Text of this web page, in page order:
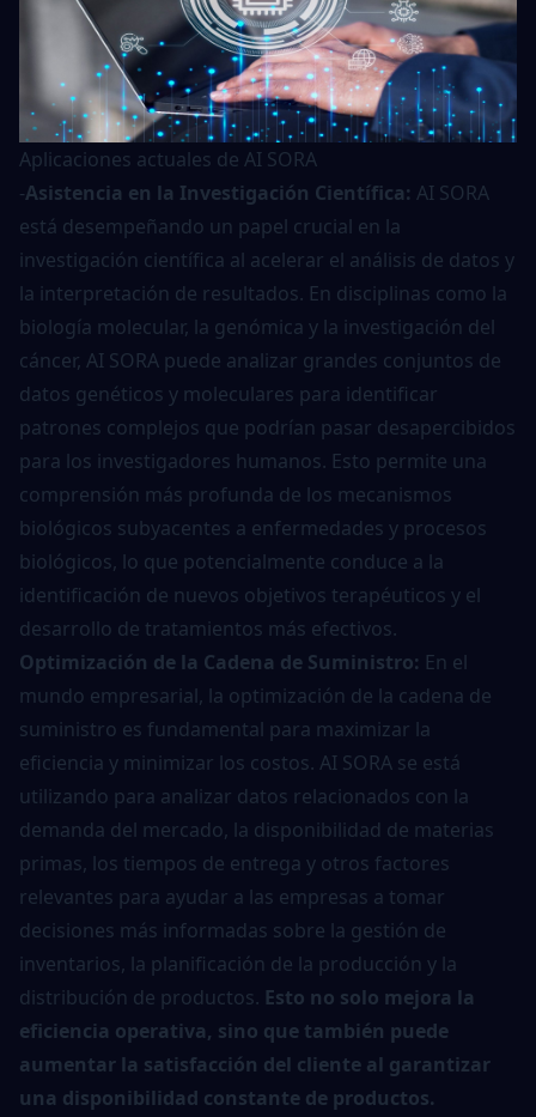
Aplicaciones actuales de AI SORA
-Asistencia en la Investigación Científica: AI SORA
está desempeñando un papel crucial en la
investigación científica al acelerar el análisis de datos y
la interpretación de resultados. En disciplinas como la
biología molecular, la genómica y la investigación del
cáncer, AI SORA puede analizar grandes conjuntos de
datos genéticos y moleculares para identificar
patrones complejos que podrían pasar desapercibidos
para los investigadores humanos. Esto permite una
comprensión más profunda de los mecanismos
biológicos subyacentes a enfermedades y procesos
biológicos, lo que potencialmente conduce a la
identificación de nuevos objetivos terapéuticos y el
desarrollo de tratamientos más efectivos.
Optimización de la Cadena de Suministro: En el
mundo empresarial, la optimización de la cadena de
suministro es fundamental para maximizar la
eficiencia y minimizar los costos. AI SORA se está
utilizando para analizar datos relacionados con la
demanda del mercado, la disponibilidad de materias
primas, los tiempos de entrega y otros factores
relevantes para ayudar a las empresas a tomar
decisiones más informadas sobre la gestión de
inventarios, la planificación de la producción y la
distribución de productos. Esto no solo mejora la
eficiencia operativa, sino que también puede
aumentar la satisfacción del cliente al garantizar
una disponibilidad constante de productos.